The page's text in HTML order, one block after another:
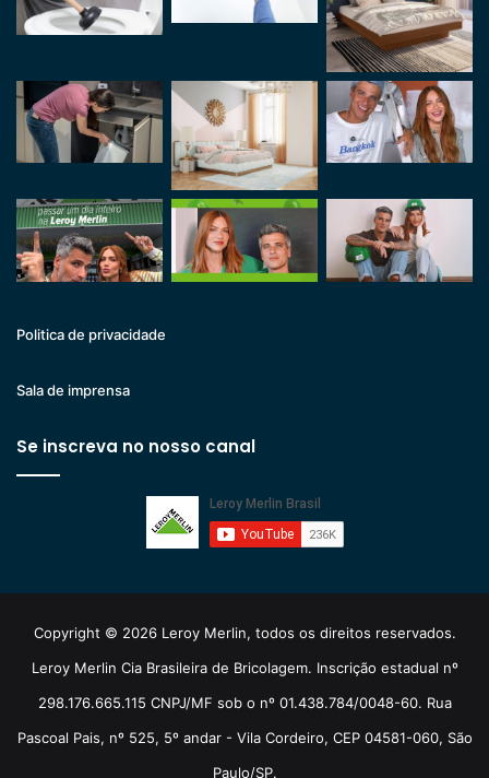
Politica de privacidade
Sala de imprensa
Se inscreva no nosso canal
Copyright © 2026 Leroy Merlin, todos os direitos reservados.
Leroy Merlin Cia Brasileira de Bricolagem. Inscrição estadual nº
298.176.665.115 CNPJ/MF sob o nº 01.438.784/0048-60. Rua
Pascoal Pais, nº 525, 5º andar - Vila Cordeiro, CEP 04581-060, São
Paulo/SP.